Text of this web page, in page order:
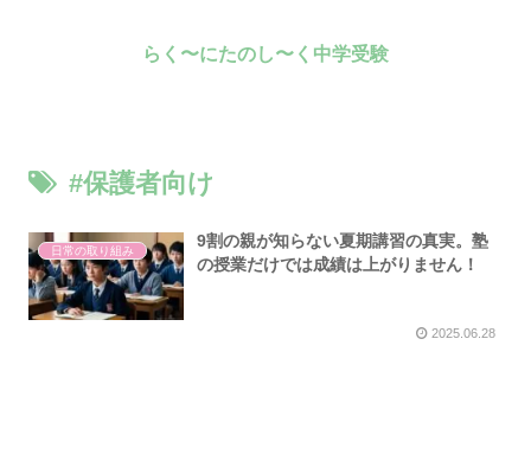
らく〜にたのし〜く中学受験
#保護者向け
日常の取り組み
9割の親が知らない夏期講習の真実。塾
の授業だけでは成績は上がりません！
2025.06.28